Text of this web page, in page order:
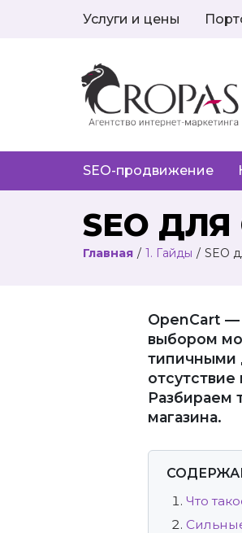
Услуги и цены
SEO-продвижение
SEO ДЛЯ
Главная / 1. Гайды / SEO
OpenCart —
выбором
типичными
Разбираем
магазина.
Что